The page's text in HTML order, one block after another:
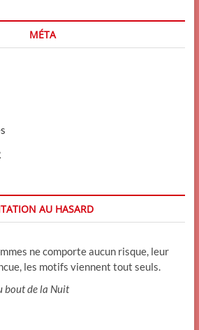
MÉTA
AU HASARD
ne comporte aucun risque, leur
les motifs viennent tout seuls.
bout de la Nuit